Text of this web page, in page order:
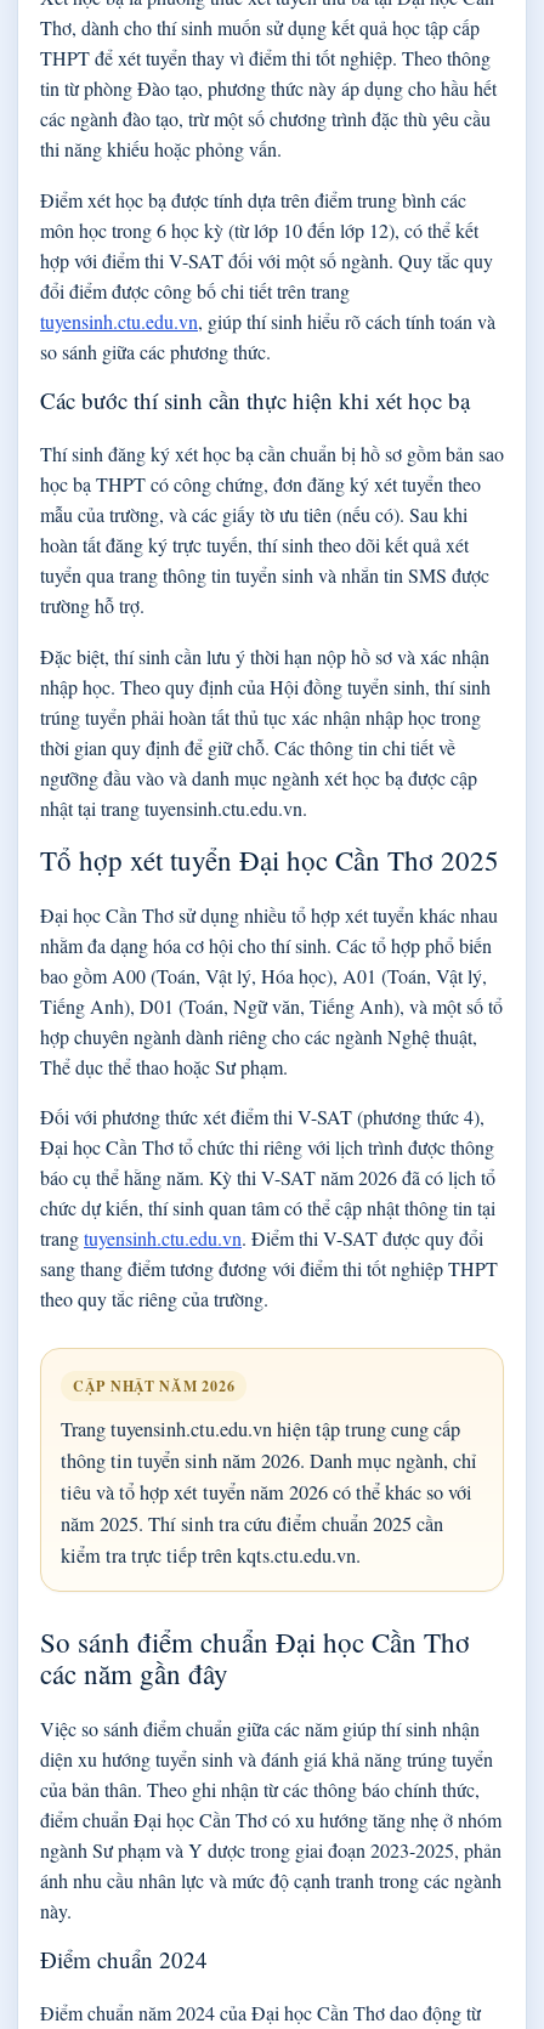
Thơ, dành cho thí sinh muốn sử dụng kết quả học tập cấp
THPT để xét tuyển thay vì điểm thi tốt nghiệp. Theo thông
tin từ phòng Đào tạo, phương thức này áp dụng cho hầu hết
các ngành đào tạo, trừ một số chương trình đặc thù yêu cầu
thi năng khiếu hoặc phỏng vấn.
Điểm xét học bạ được tính dựa trên điểm trung bình các
môn học trong 6 học kỳ (từ lớp 10 đến lớp 12), có thể kết
hợp với điểm thi V-SAT đối với một số ngành. Quy tắc quy
đổi điểm được công bố chi tiết trên trang
tuyensinh.ctu.edu.vn, giúp thí sinh hiểu rõ cách tính toán và
so sánh giữa các phương thức.
Các bước thí sinh cần thực hiện khi xét học bạ
Thí sinh đăng ký xét học bạ cần chuẩn bị hồ sơ gồm bản sao
học bạ THPT có công chứng, đơn đăng ký xét tuyển theo
mẫu của trường, và các giấy tờ ưu tiên (nếu có). Sau khi
hoàn tất đăng ký trực tuyến, thí sinh theo dõi kết quả xét
tuyển qua trang thông tin tuyển sinh và nhắn tin SMS được
trường hỗ trợ.
Đặc biệt, thí sinh cần lưu ý thời hạn nộp hồ sơ và xác nhận
nhập học. Theo quy định của Hội đồng tuyển sinh, thí sinh
trúng tuyển phải hoàn tất thủ tục xác nhận nhập học trong
thời gian quy định để giữ chỗ. Các thông tin chi tiết về
ngưỡng đầu vào và danh mục ngành xét học bạ được cập
nhật tại trang tuyensinh.ctu.edu.vn.
Tổ hợp xét tuyển Đại học Cần Thơ 2025
Đại học Cần Thơ sử dụng nhiều tổ hợp xét tuyển khác nhau
nhằm đa dạng hóa cơ hội cho thí sinh. Các tổ hợp phổ biến
bao gồm A00 (Toán, Vật lý, Hóa học), A01 (Toán, Vật lý,
Tiếng Anh), D01 (Toán, Ngữ văn, Tiếng Anh), và một số tổ
hợp chuyên ngành dành riêng cho các ngành Nghệ thuật,
Thể dục thể thao hoặc Sư phạm.
Đối với phương thức xét điểm thi V-SAT (phương thức 4),
Đại học Cần Thơ tổ chức thi riêng với lịch trình được thông
báo cụ thể hằng năm. Kỳ thi V-SAT năm 2026 đã có lịch tổ
chức dự kiến, thí sinh quan tâm có thể cập nhật thông tin tại
trangtuyensinh.ctu.edu.vn. Điểm thi V-SAT được quy đổi
sang thang điểm tương đương với điểm thi tốt nghiệp THPT
theo quy tắc riêng của trường.
CẬP NHẬT NĂM 2026
Trang tuyensinh.ctu.edu.vn hiện tập trung cung cấp
thông tin tuyển sinh năm 2026. Danh mục ngành, chỉ
tiêu và tổ hợp xét tuyển năm 2026 có thể khác so với
năm 2025. Thí sinh tra cứu điểm chuẩn 2025 cần
kiểm tra trực tiếp trên kqts.ctu.edu.vn.
So sánh điểm chuẩn Đại học Cần Thơ
các năm gần đây
Việc so sánh điểm chuẩn giữa các năm giúp thí sinh nhận
diện xu hướng tuyển sinh và đánh giá khả năng trúng tuyển
của bản thân. Theo ghi nhận từ các thông báo chính thức,
điểm chuẩn Đại học Cần Thơ có xu hướng tăng nhẹ ở nhóm
ngành Sư phạm và Y dược trong giai đoạn 2023-2025, phản
ánh nhu cầu nhân lực và mức độ cạnh tranh trong các ngành
này.
Điểm chuẩn 2024
Điểm chuẩn năm 2024 của Đại học Cần Thơ dao động từ